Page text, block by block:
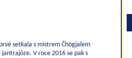
setkala s mistrem Čhögjalem
V roce 2016 se pak s